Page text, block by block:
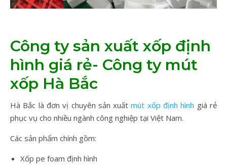
Công ty sản xuất xốp định
hình giá rẻ- Công ty mút
xốp Hà Bắc
Hà Bắc là đơn vị chuyên sản xuấtmút xốp định hình giá rẻ
phục vụ cho nhiều ngành công nghiệp tại Việt Nam.
Các sản phẩm chính gồm:
Xốp pe foam định hình